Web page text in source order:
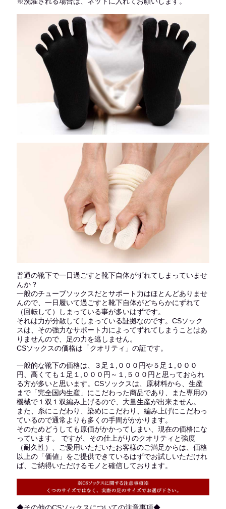
普通の靴下で一日過ごすと靴下自体がずれてしまっていませ
んか？
一般のチューブソックスだとサポート力はほとんどありませ
んので、一日履いて過ごすと靴下自体がどちらかにずれて
（回転して）しまっている事が多いはずです。
それは力が分散してしまっている証拠なのです。CSソック
スは、その強力なサポート力によってずれてしまうことはあ
りませんので、足の力を逃しません。
CSソックスの価格は「クオリティ」の証です。
一般的な靴下の価格は、３足１,０００円や５足１,０００
円、高くても１足１,０００円～１,５００円と思っておられ
る方が多いと思います。CSソックスは、原材料から、生産
まで「完全国内生産」にこだわった商品であり、また専用の
機械で１双１双編み上げるので、大量生産が出来ません。
また、糸にこだわり、染めにこだわり、編み上げにこだわっ
ているので通常よりも多くの手間がかかります。
そのためどうしても原価がかかってしまい、現在の価格にな
っています。 ですが、その仕上がりのクオリティと強度
（耐久性）、ご愛用いただいたお客様のご満足からは、価格
以上の「価値」をご提供できているはずでお試しいただけれ
ば、ご納得いただけるモノと確信しております。